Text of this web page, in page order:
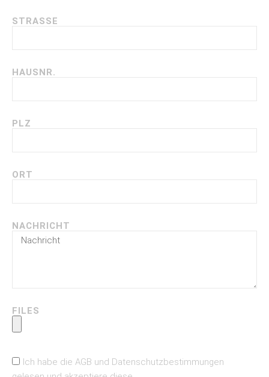
STRASSE
HAUSNR.
PLZ
ORT
NACHRICHT
FILES
Ich habe die AGB und Datenschutzbestimmungen